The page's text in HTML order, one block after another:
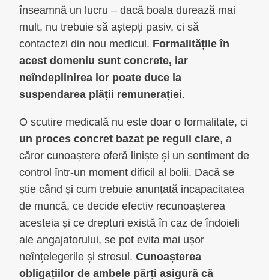
înseamnă un lucru – dacă boala durează mai
mult, nu trebuie să aștepți pasiv, ci să
contactezi din nou medicul. Formalitățile în
acest domeniu sunt concrete, iar
neîndeplinirea lor poate duce la
suspendarea plății remunerației.
O scutire medicală nu este doar o formalitate, ci
un proces concret bazat pe reguli clare, a
căror cunoaștere oferă liniște și un sentiment de
control într-un moment dificil al bolii. Dacă se
știe când și cum trebuie anunțată incapacitatea
de muncă, ce decide efectiv recunoașterea
acesteia și ce drepturi există în caz de îndoieli
ale angajatorului, se pot evita mai ușor
neînțelegerile și stresul. Cunoașterea
obligațiilor de ambele părți asigură că